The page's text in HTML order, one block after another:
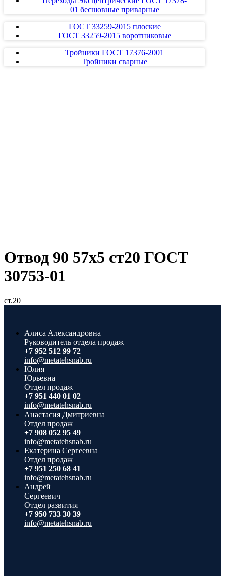
01 бесшовные приварные
ГОСТ 33259-2015 плоские
ГОСТ 33259-2015 воротниковые
Тройники ГОСТ 17376-2001
Тройники сварные
Отвод 90 57х5 ст20 ГОСТ
30753-01
ст.20
Алиса Александровна
Руководитель отдела продаж
+7 952 512 99 72
info@metatehsnab.ru
Юлия
Юрьевна
Отдел продаж
+7 951 440 01 02
info@metatehsnab.ru
Анастасия Дмитриевна
Отдел продаж
+7 908 052 95 49
info@metatehsnab.ru
Екатерина Сергеевна
Отдел продаж
+7 951 250 68 41
info@metatehsnab.ru
Андрей
Сергеевич
Отдел развития
+7 950 733 30 39
info@metatehsnab.ru